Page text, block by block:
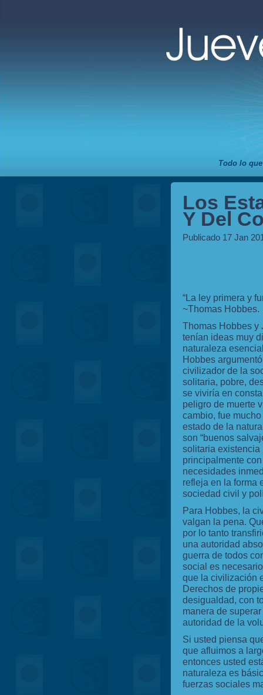
Todo lo
Los
Y Del
Publicado 17 Jan
“La ley primera y
~Thomas Hobbes.
Thomas Hobbes y
tenían ideas muy
naturaleza
Hobbes
civilizador de la
solitaria, pobre,
se viviría en
peligro de muerte
cambio, fue
estado de la
son “buenos
solitaria existencia
principalmente
necesidades
refleja en la forma
sociedad civil y
Para Hobbes, la
valgan la pena.
por lo tanto
una autoridad
guerra de todos
social es
que la civilización
Derechos de
desigualdad, con
manera de
autoridad de la
Si usted piensa
que afluimos a
entonces usted
naturaleza es
fuerzas sociales